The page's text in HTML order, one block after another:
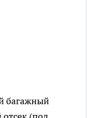
багажный